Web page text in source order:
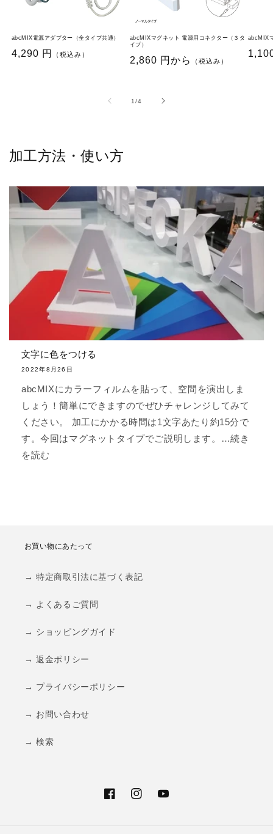
abcMIX電源アダプター（全タイプ共通）
通
4,290 円 （税込み）
abcMIXマグネット 電源用コネクター（３タ
イプ）
通
格
2,860 円から （税込み）
abcMIX
通
1/の4
加工方法・使い方
文字に色をつける
2022年8月26日
abcMIXにカラーフィルムを貼って、空間を演出しま
しょう！簡単にできますのでぜひチャレンジしてみて
ください。 加工にかかる時間は1文字あたり約15分で
す。今回はマグネットタイプでご説明します。…続き
を読む
お買い物にあたって
→ 特定商取引法に基づく表記
→ よくあるご質問
→ ショッピングガイド
→ 返金ポリシー
→ プライバシーポリシー
→ お問い合わせ
→ 検索
FacebookInstagramYouTube